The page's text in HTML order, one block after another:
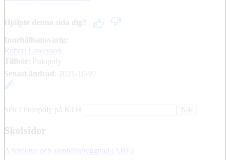
Hjälpte denna sida dig?
Innehållsansvarig:
Robert Lawesson
Tillhör
: Polopoly
Senast ändrad
2021-10-07
Sök i Polopoly på KTH
Skolsidor
Arkitektur och samhällsbyggnad (ABE)